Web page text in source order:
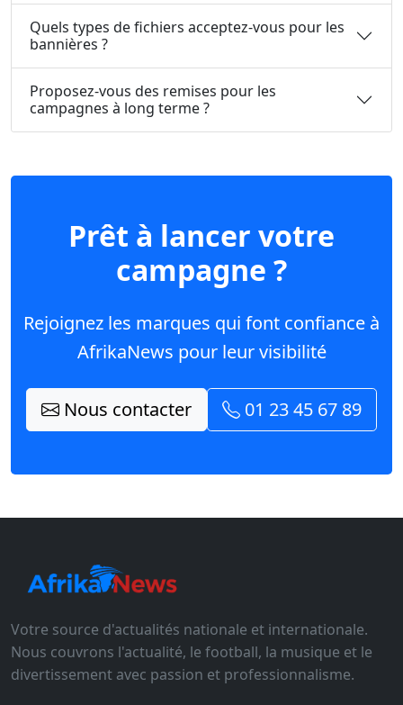
Quels types de fichiers acceptez-vous pour les
bannières ?
Proposez-vous des remises pour les
campagnes à long terme ?
Prêt à lancer votre
campagne ?
Rejoignez les marques qui font confiance à
AfrikaNews pour leur visibilité
Nous contacter 01 23 45 67 89
Votre source d'actualités nationale et internationale.
Nous couvrons l'actualité, le football, la musique et le
divertissement avec passion et professionnalisme.